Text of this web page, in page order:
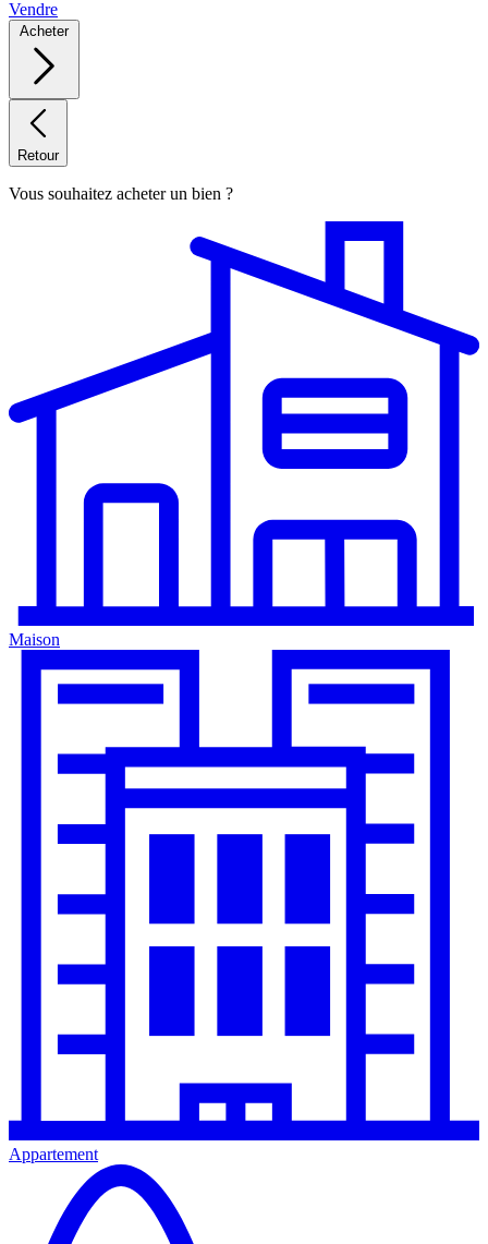
Vendre
Acheter
Retour
Vous souhaitez acheter un bien ?
Maison
Appartement